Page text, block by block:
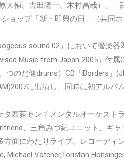
大輔、吉田隆一、木村昌哉）、「
ョップ「新・即興の日」（共同
sound 02」において管楽器
Music from Japan 2005」付属
のだ健drums）CD「Borders」
に出演し、同時に初アルバ
西荻センチメンタルオーケスト
、三角みづ紀ユニット、ギ
面にわたりライブ、レコーディン
Michael Vatcher,Toristan